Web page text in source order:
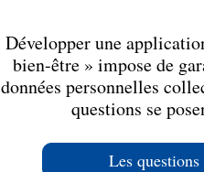
Développer une
bien-être » impose de
données personnelles
questions se
Les questions